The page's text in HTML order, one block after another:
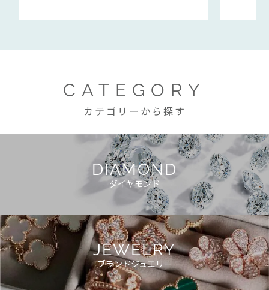
CATEGORY
カテゴリーから探す
DIAMOND
ダイヤモンド
JEWELRY
ブランドジュエリー